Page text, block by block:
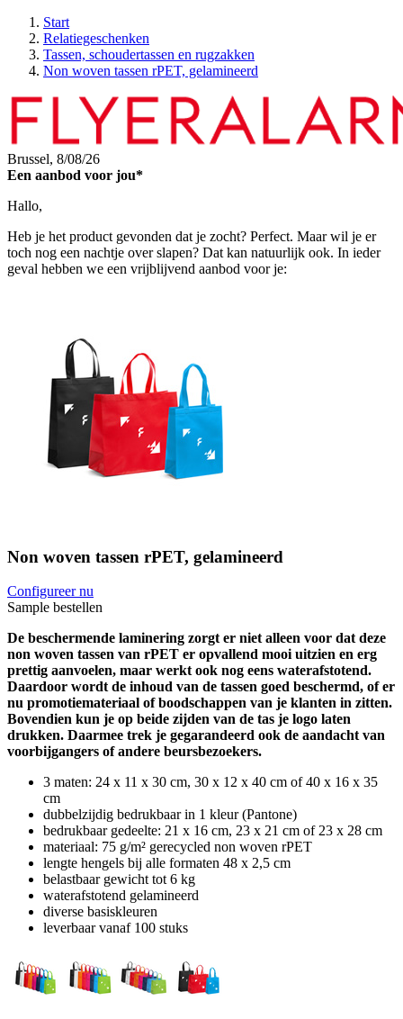
Start
Relatiegeschenken
Tassen, schoudertassen en rugzakken
Non woven tassen rPET, gelamineerd
Brussel, 8/08/26
Een aanbod voor jou*
Hallo,
Heb je het product gevonden dat je zocht? Perfect. Maar wil je er
toch nog een nachtje over slapen? Dat kan natuurlijk ook. In ieder
geval hebben we een vrijblijvend aanbod voor je:
Non woven tassen rPET, gelamineerd
Configureer nu
Sample bestellen
De beschermende laminering zorgt er niet alleen voor dat deze
non woven tassen van rPET er opvallend mooi uitzien en erg
prettig aanvoelen, maar werkt ook nog eens waterafstotend.
Daardoor wordt de inhoud van de tassen goed beschermd, of er
nu promotiemateriaal of boodschappen van je klanten in zitten.
Bovendien kun je op beide zijden van de tas je logo laten
drukken. Daarmee trek je gegarandeerd ook de aandacht van
voorbijgangers of andere beursbezoekers.
3 maten: 24 x 11 x 30 cm, 30 x 12 x 40 cm of 40 x 16 x 35
cm
dubbelzijdig bedrukbaar in 1 kleur (Pantone)
bedrukbaar gedeelte: 21 x 16 cm, 23 x 21 cm of 23 x 28 cm
materiaal: 75 g/m² gerecycled non woven rPET
lengte hengels bij alle formaten 48 x 2,5 cm
belastbaar gewicht tot 6 kg
waterafstotend gelamineerd
diverse basiskleuren
leverbaar vanaf 100 stuks